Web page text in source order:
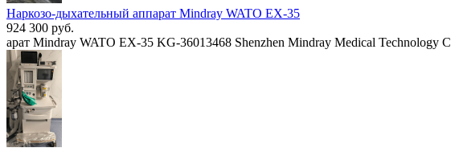
Наркозо-дыхательный аппарат Mindray WATO EX-35
924 300 руб.
арат Mindray WATO EX-35 KG-36013468 Shenzhen Mindray Medical